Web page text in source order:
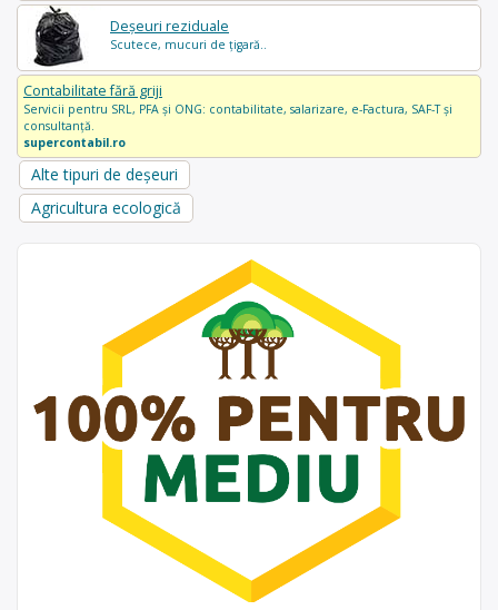
Deșeuri reziduale
Scutece, mucuri de țigară..
Contabilitate fără griji
Servicii pentru SRL, PFA și ONG: contabilitate, salarizare, e-Factura, SAF-T și
consultanță.
supercontabil.ro
Alte tipuri de deșeuri
Agricultura ecologică